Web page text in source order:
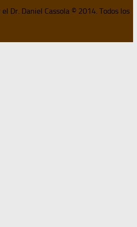
Dr. Daniel Cassola © 2014. Todos los